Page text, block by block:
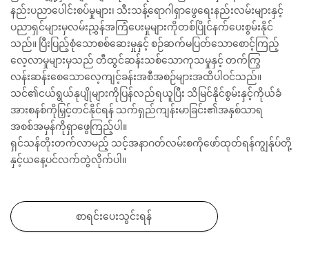
နည်းပညာပေါင်းစပ်မှုများ၊ သီးသန့်ရောဂါရှာဖွေရေးနည်းလမ်းများနှင့်
ပညာရှင်များမှလမ်းညွှန်အကြံပေးမှုများကိုတစ်ပြိုင်နက်ပေးစွမ်းနိုင်
သည်။ ပြီးပြည့်စုံသောစစ်ဆေးမှုနှင့် စဉ်ဆက်မပြတ်သောစောင့်ကြည့်
လေ့လာမှုများမှသည် တီထွင်ဆန်းသစ်သောကုသမှုနှင့် တက်ကြွ
လန်းဆန်းစေသောလေ့ကျင့်ခန်းအစီအစဉ်များအထိပါဝင်သည်။
သင်၏ငယ်ရွယ်နုပျိုများကိုပြန်လည်ရယူပြီး သိမြင်နိုင်စွမ်းနှင့်ကိုယ်ခံ
အားစနစ်ကိုမြှင့်တင်နိုင်ရန် သက်ရှည်ကျန်းမာခြင်း၏အနှစ်သာရ
အစစ်အမှန်ကိုရှာဖွေကြည့်ပါ။
ရှင်သန်တိုးတက်လာမည့် သင့်အနာဂတ်လမ်းစကိုဖော်ထုတ်ရန်ကျွန်ုပ်တို့
နှင့်ယနေ့ပင်လက်တွဲလိုက်ပါ။
စာရင်းပေးသွင်းရန်